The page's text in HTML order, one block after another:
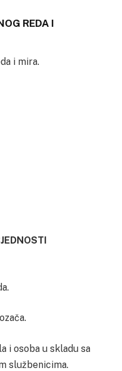
REDA I
i mira.
i osoba u skladu sa
službenicima.